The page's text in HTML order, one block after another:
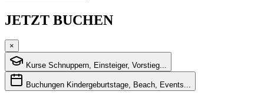
JETZT BUCHEN
×
Kurse Schnuppern, Einsteiger, Vorstieg...
Buchungen Kindergeburtstage, Beach, Events...